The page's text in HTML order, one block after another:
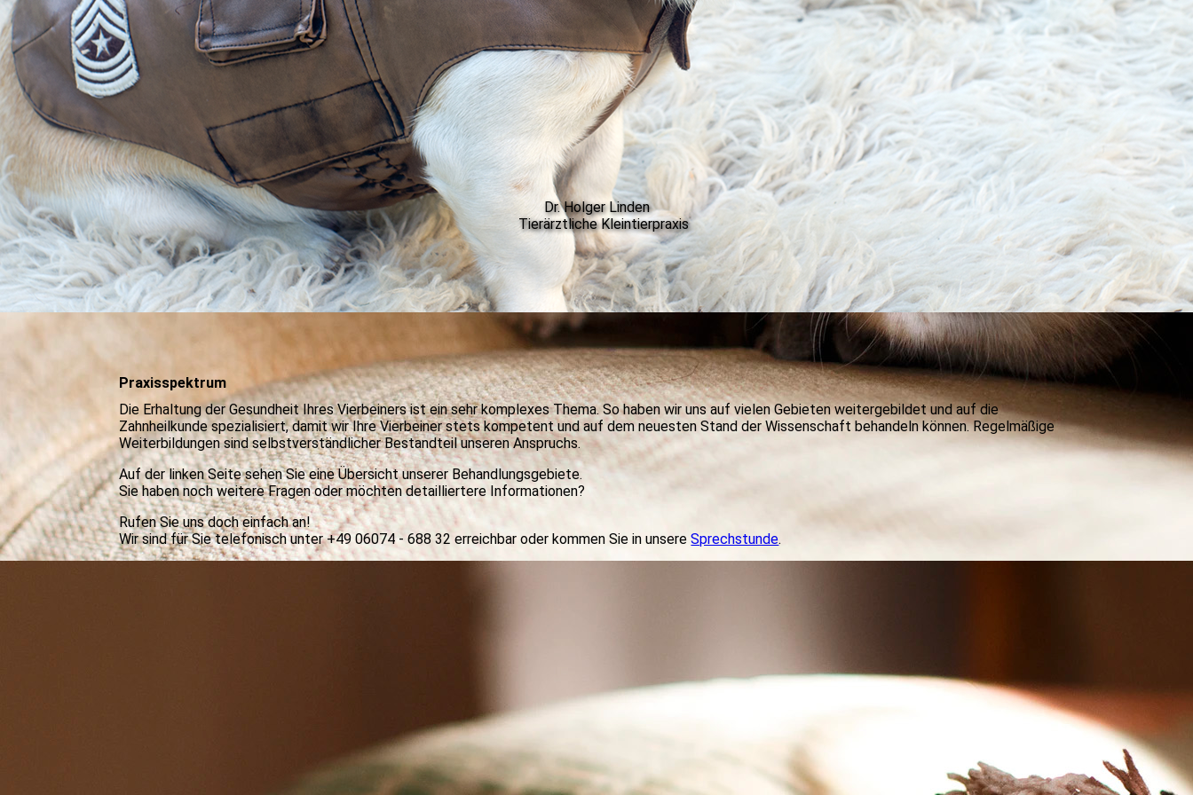
Dr. Holger Linden
Tierärztliche Kleintierpraxis
Praxisspektrum
Die Erhaltung der Gesundheit Ihres Vierbeiners ist ein sehr komplexes Thema. So haben wir uns auf vielen Gebieten weitergebildet und auf die
Zahnheilkunde spezialisiert, damit wir Ihre Vierbeiner stets kompetent und auf dem neuesten Stand der Wissenschaft behandeln können. Regelmäßige
Weiterbildungen sind selbstverständlicher Bestandteil unseren Anspruchs.
Auf der linken Seite sehen Sie eine Übersicht unserer Behandlungsgebiete.
Sie haben noch weitere Fragen oder möchten detailliertere Informationen?
Rufen Sie uns doch einfach an!
Wir sind für Sie telefonisch unter +49 06074 - 688 32 erreichbar oder kommen Sie in unsereSprechstunde.